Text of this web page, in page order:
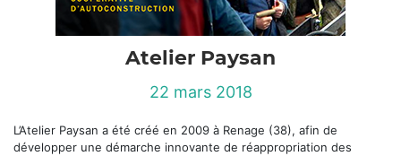
Atelier Paysan
22 mars 2018
L’Atelier Paysan a été créé en 2009 à Renage (38), afin de
développer une démarche innovante de réappropriation des